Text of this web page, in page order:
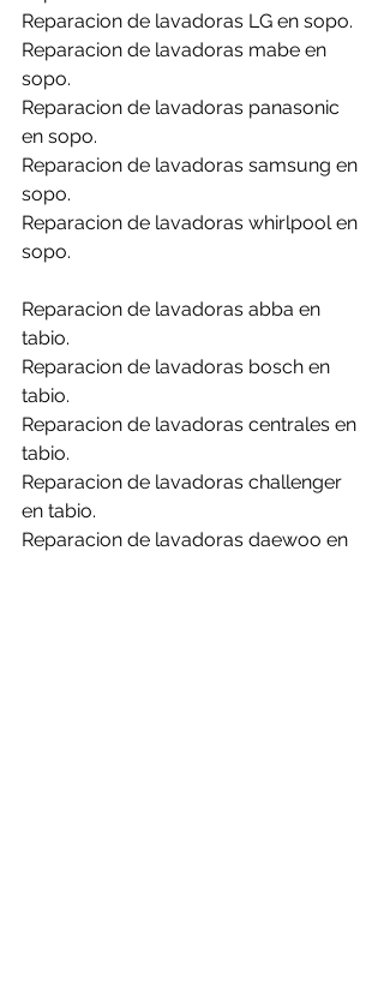
Reparacion de lavadoras LG en sopo.
Reparacion de lavadoras mabe en
sopo.
Reparacion de lavadoras panasonic
en sopo.
Reparacion de lavadoras samsung en
sopo.
Reparacion de lavadoras whirlpool en
sopo.
Reparacion de lavadoras abba en
tabio.
Reparacion de lavadoras bosch en
tabio.
Reparacion de lavadoras centrales en
tabio.
Reparacion de lavadoras challenger
en tabio.
Reparacion de lavadoras daewoo en